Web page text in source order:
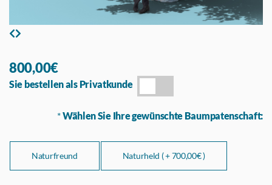
800,00€
Sie bestellen als Privatkunde
*Wählen Sie Ihre gewünschte Baumpatenschaft:
Naturfreund Naturheld ( +700,00€ )